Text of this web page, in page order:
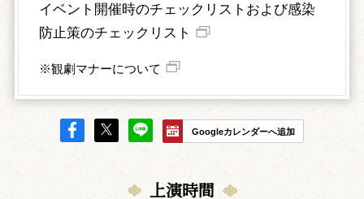
イベント開催時のチェックリストおよび感染
防止策のチェックリスト
※観劇マナーについて
Googleカレンダーへ追加
上演時間